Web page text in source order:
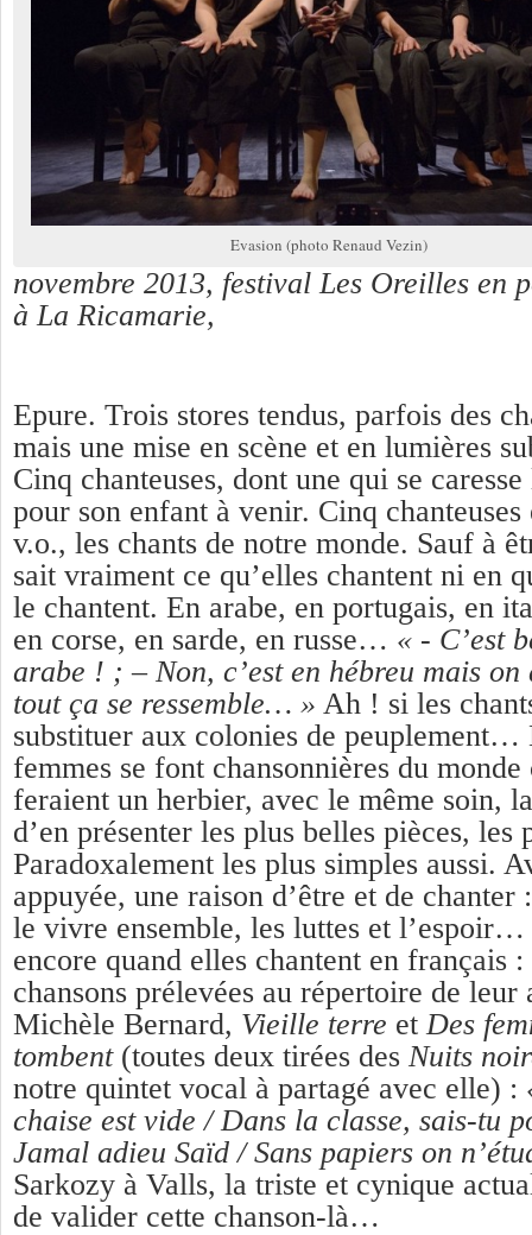
Evasion (photo Renaud Vezin)
novembre 2013, festival Les Oreilles en
à La Ricamarie,
Epure. Trois stores tendus, parfois des
mais une mise en scène et en lumières
Cinq chanteuses, dont une qui se
pour son enfant à venir. Cinq
v.o., les chants de notre monde. Sauf à
sait vraiment ce qu’elles chantent ni en
le chantent. En arabe, en portugais, en
en corse, en sarde, en russe… « - C’est
arabe ! ; – Non, c’est en hébreu mais
tout ça se ressemble… » Ah ! si les
substituer aux colonies de peuplement…
femmes se font chansonnières du monde
feraient un herbier, avec le même soin,
d’en présenter les plus belles pièces, les
Paradoxalement les plus simples aussi.
appuyée, une raison d’être et de
le vivre ensemble, les luttes et
encore quand elles chantent en français
chansons prélevées au répertoire de leur
Michèle Bernard, Vieille terre et Des
tombent(toutes deux tirées des Nuits
notre quintet vocal à partagé avec elle) :
chaise est vide / Dans la classe, sais-tu
Jamal adieu Saïd / Sans papiers on
Sarkozy à Valls, la triste et cynique
de valider cette chanson-là…